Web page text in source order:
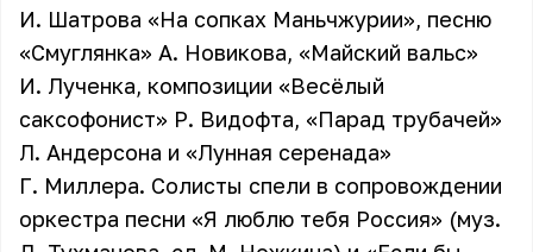
И. Шатрова «На сопках Маньчжурии», песню
«Смуглянка» А. Новикова, «Майский вальс»
И. Лученка, композиции «Весёлый
саксофонист» Р. Видофта, «Парад трубачей»
Л. Андерсона и «Лунная серенада»
Г. Миллера. Солисты спели в сопровождении
оркестра песни «Я люблю тебя Россия» (муз.